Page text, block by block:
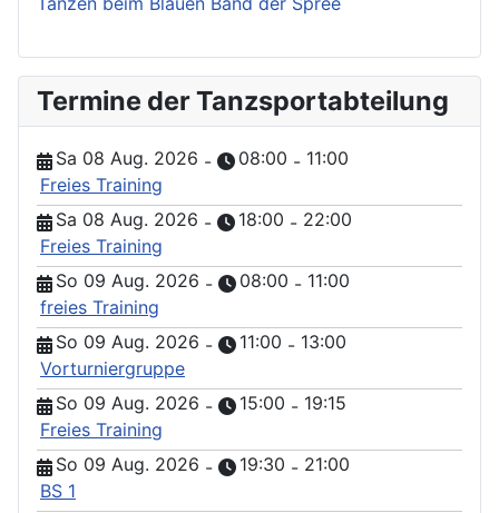
Termine der Tanzsportabteilung
Sa 08 Aug. 2026 - 08:00 - 11:00
Freies Training
Sa 08 Aug. 2026 - 18:00 - 22:00
Freies Training
So 09 Aug. 2026 - 08:00 - 11:00
freies Training
So 09 Aug. 2026 - 11:00 - 13:00
Vorturniergruppe
So 09 Aug. 2026 - 15:00 - 19:15
Freies Training
So 09 Aug. 2026 - 19:30 - 21:00
BS 1